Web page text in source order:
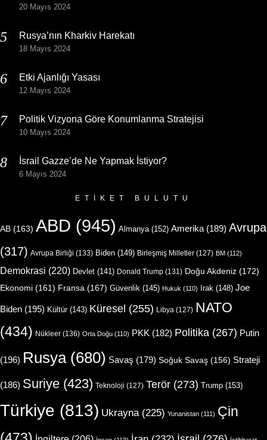
20 Mayıs 2024
Rusya’nın Kharkiv Harekatı
18 Mayıs 2024
Etki Ajanlığı Yasası
12 Mayıs 2024
Politik Vizyona Göre Konumlanma Stratejisi
10 Mayıs 2024
İsrail Gazze’de Ne Yapmak İstiyor?
6 Mayıs 2024
ETIKET BULUTU
AB (163) ABD (945) Almanya(152) Amerika (189) Avrupa
(317) Avrupa Birliği (133) Biden (149) Birleşmiş Milletler (127) BM (112)
Demokrasi (220) Devlet (141) Donald Trump (131) Doğu Akdeniz (172)
Ekonomi (161) Fransa (167) Güvenlik (145) Hukuk (110) Irak (148) Joe
Biden (195) Kültür(143) Küresel (255) Libya (127) NATO
(434) Nükleer (136) Orta Doğu (110) PKK (182) Politika (267) Putin
(196) Rusya(680) Savaş (179) Soğuk Savaş (156) Strateji
(186) Suriye (423) Teknoloji (127) Terör (273) Trump (153)
Türkiye (813) Ukrayna(225) Yunanistan (111) Çin